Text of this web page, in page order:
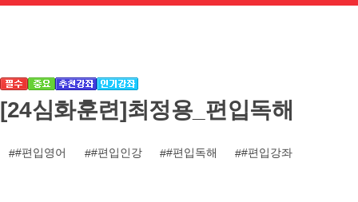
기
[24심화훈련]최정용_편입독해
#편입영어 #편입인강 #편입독해 #편입강좌